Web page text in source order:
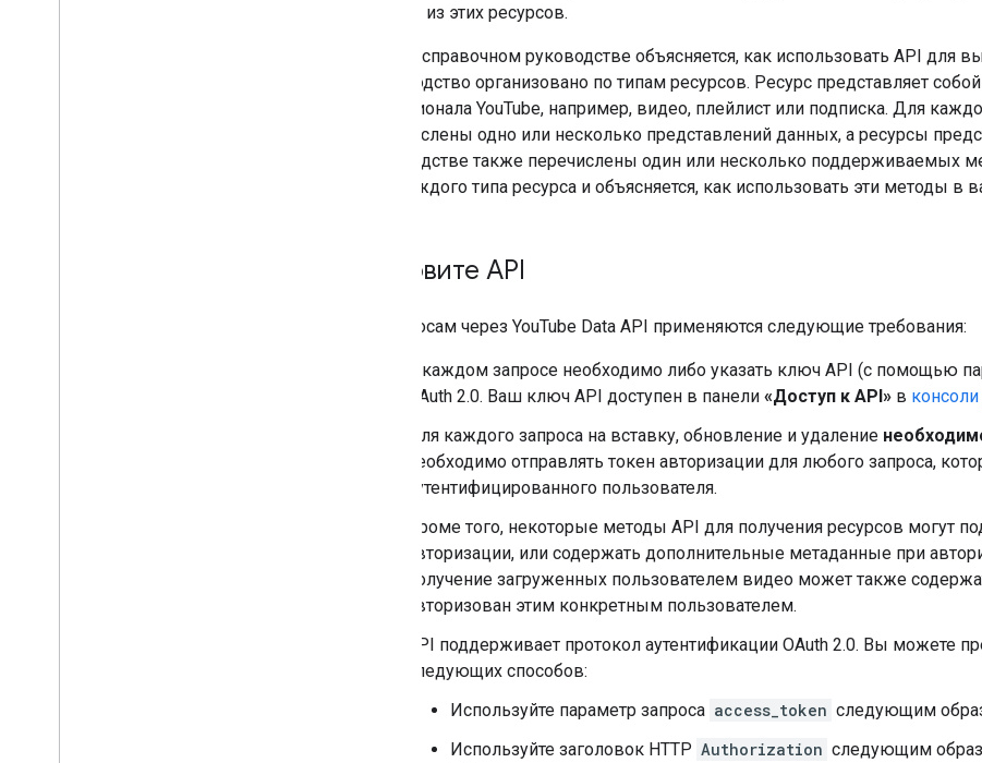
многих из этих ресурсов.
В этом справочном руководстве объясняется, как использовать API для
Руководство организовано по типам ресурсов. Ресурс представляет
функционала YouTube, например, видео, плейлист или подписка. Для
перечислены одно или несколько представлений данных, а ресурсы
руководстве также перечислены один или несколько поддерживаемых
для каждого типа ресурса и объясняется, как использовать эти методы
Вызовите API
К запросам через YouTube Data API применяются следующие требования:
В каждом запросе необходимо либо указать ключ API (с помощью
OAuth 2.0. Ваш ключ API доступен в панели «Доступ к API» в консоли
Для каждого запроса на вставку, обновление и удаление
необходимо отправлять токен авторизации для любого запроса,
аутентифицированного пользователя.
Кроме того, некоторые методы API для получения ресурсов могут
авторизации, или содержать дополнительные метаданные при
получение загруженных пользователем видео может также
авторизован этим конкретным пользователем.
API поддерживает протокол аутентификации OAuth 2.0. Вы можете
следующих способов:
Используйте параметр запроса access_token следующим
Используйте заголовок HTTP Authorization следующим